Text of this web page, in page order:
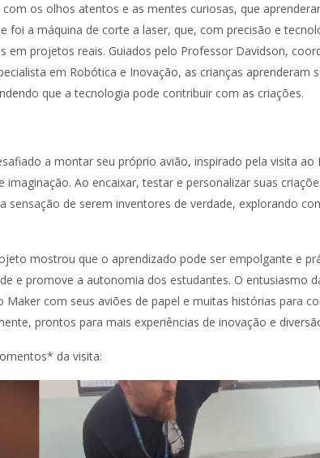
os olhos atentos e as mentes curiosas, que
foi a máquina de corte a laser, que, com precisão e
em projetos reais. Guiados pelo Professor Davidson,
em Robótica e Inovação, as crianças aprenderam
que a tecnologia pode contribuir com as criações.
a montar seu próprio avião, inspirado pela visita ao
imaginação. Ao encaixar, testar e personalizar suas
sensação de serem inventores de verdade, explorando
mostrou que o aprendizado pode ser empolgante e
e promove a autonomia dos estudantes. O entusiasmo
Maker com seus aviões de papel e muitas histórias para
prontos para mais experiências de inovação e
da visita: